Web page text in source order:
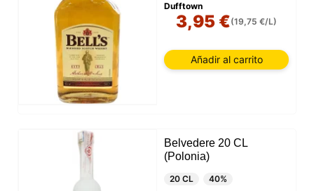
Dufftown
3,95 €(19,75 €/L)
Añadir al carrito
Belvedere 20 CL
(Polonia)
20 CL
40%